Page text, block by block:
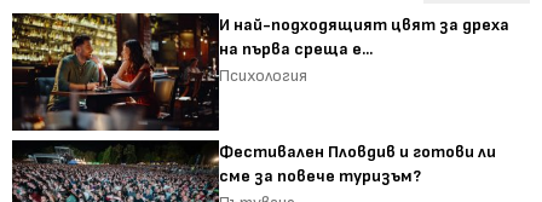
И най-подходящият цвят за дреха
на първа среща е...
Психология
Фестивален Пловдив и готови ли
сме за повече туризъм?